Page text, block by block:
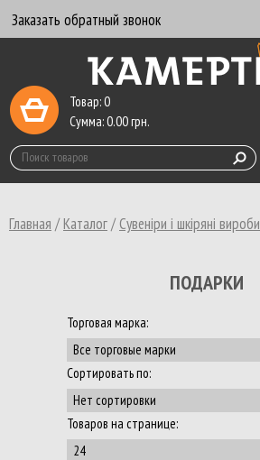
Заказать обратный звонок
Товар:0
Сумма:0.00грн.
Главная /Каталог/Сувеніри і шкіряні вироби
ПОДАРКИ
Торговая марка:
Все торговые марки
Сортировать по:
Нет сортировки
Товаров на странице:
24